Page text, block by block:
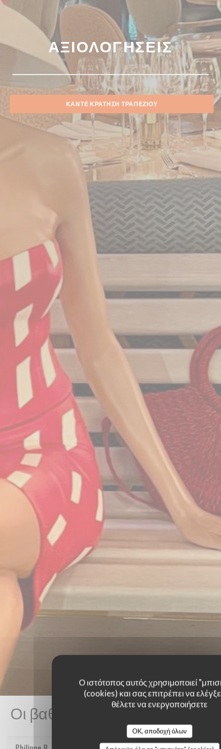
Ο ιστότοπος αυτός χρησιμοποιεί
(cookies) και σας επιτρέπει να
θέλετε να ενεργοποιήσετε
OK, αποδοχή όλων
ΑΞΙΟΛΟΓΉΣΕΙΣ
ΚΆΝΤΕ ΚΡΆΤΗΣΗ ΤΡΑΠΕΖΙΟΎ
Οι βαθμολογίες πελατών μας